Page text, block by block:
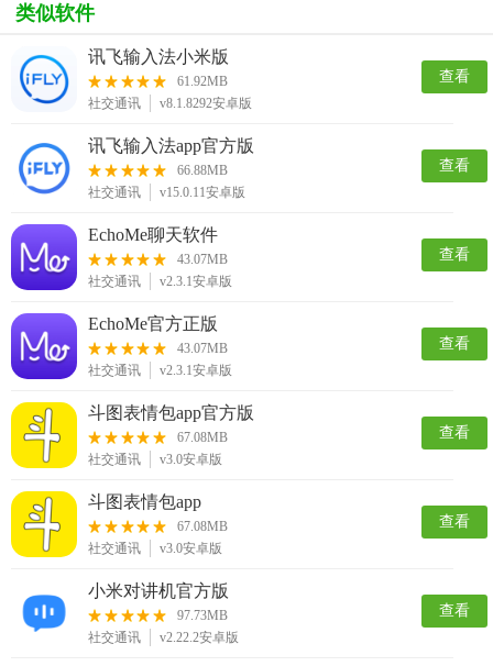
类似软件
讯飞输入法小米版
61.92MB
社交通讯
v8.1.8292安卓版
查看
讯飞输入法app官方版
66.88MB
社交通讯
v15.0.11安卓版
查看
EchoMe聊天软件
43.07MB
社交通讯
v2.3.1安卓版
查看
EchoMe官方正版
43.07MB
社交通讯
v2.3.1安卓版
查看
斗图表情包app官方版
67.08MB
社交通讯
v3.0安卓版
查看
斗图表情包app
67.08MB
社交通讯
v3.0安卓版
查看
小米对讲机官方版
97.73MB
社交通讯
v2.22.2安卓版
查看